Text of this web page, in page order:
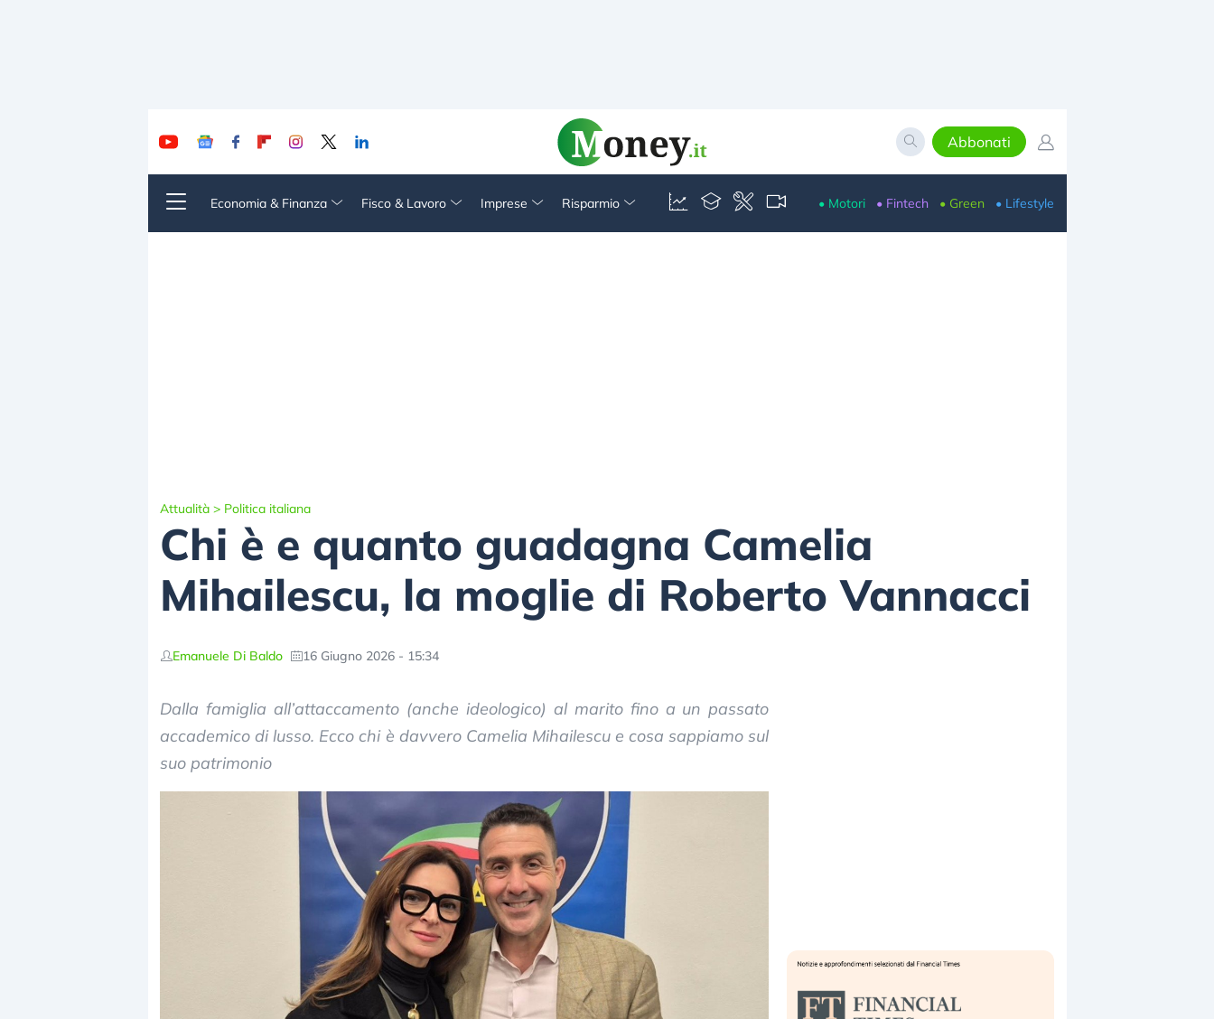
Abbonati
Economia & Finanza Fisco & Lavoro Imprese Risparmio • Motori • Fintech • Green • Lifestyle
Attualità > Politica italiana
Chi è e quanto guadagna Camelia
Mihailescu, la moglie di Roberto Vannacci
Emanuele Di Baldo 16 Giugno 2026 - 15:34
Dalla famiglia all’attaccamento (anche ideologico) al marito fino a un passato
accademico di lusso. Ecco chi è davvero Camelia Mihailescu e cosa sappiamo sul
suo patrimonio